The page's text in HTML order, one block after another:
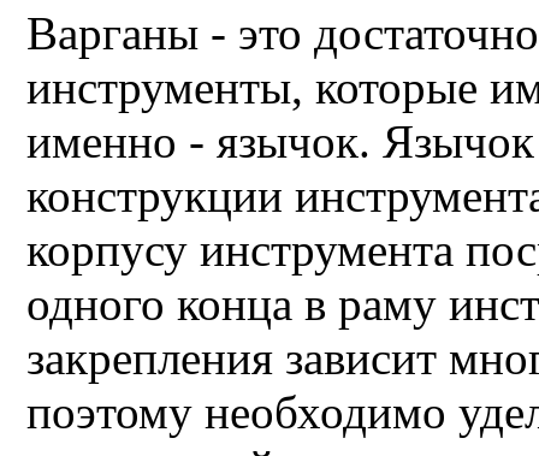
Варганы - это
инструменты, которые
именно - язычок.
конструкции
корпусу инструмента
одного конца в раму
закрепления зависит
поэтому необходимо